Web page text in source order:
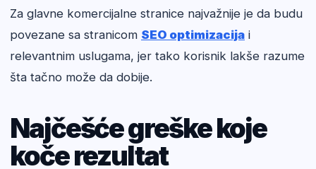
Za glavne komercijalne stranice najvažnije je da budu
povezane sa stranicom SEO optimizacija i
relevantnim uslugama, jer tako korisnik lakše razume
šta tačno može da dobije.
Najčešće greške koje
koče rezultat